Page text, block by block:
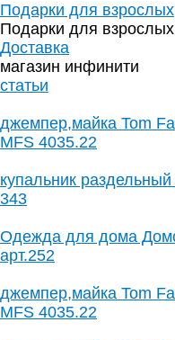
Подарки для взрослых
Подарки для взрослых
Доставка
магазин инфинити
статьи
джемпер,майка Tom
MFS 4035.22
купальник
343
Одежда для дома
арт.252
джемпер,майка Tom
MFS 4035.22